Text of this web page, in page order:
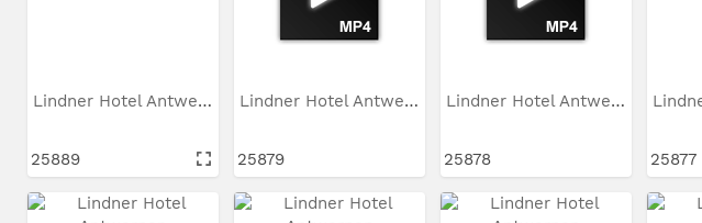
Lindner Hotel Antwerpen
25889
Lindner Hotel Antwerpen
25879
Lindner Hotel Antwerpen
25878 25877